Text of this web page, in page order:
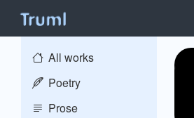
All works
Poetry
Prose